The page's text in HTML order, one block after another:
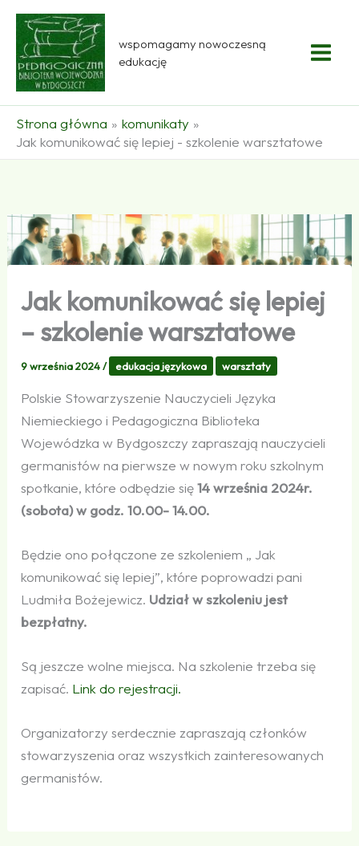
Przejdź
treści
wspomagamy nowoczesną
edukację
Strona główna
komunikaty
Jak komunikować się lepiej - szkolenie warsztatowe
Jak komunikować się lepiej
– szkolenie warsztatowe
9 września 2024/ edukacja językowa warsztaty
Polskie Stowarzyszenie Nauczycieli Języka
Niemieckiego i Pedagogiczna Biblioteka
Wojewódzka w Bydgoszczy zapraszają nauczycieli
germanistów na pierwsze w nowym roku szkolnym
spotkanie, które odbędzie się14 września 2024r.
(sobota) w godz. 10.00- 14.00.
Będzie ono połączone ze szkoleniem „ Jak
komunikować się lepiej”, które poprowadzi pani
Ludmiła Bożejewicz. Udział w szkoleniu jest
bezpłatny.
Są jeszcze wolne miejsca. Na szkolenie trzeba się
zapisać. Link do rejestracji.
Organizatorzy serdecznie zapraszają członków
stowarzyszenia oraz wszystkich zainteresowanych
germanistów.